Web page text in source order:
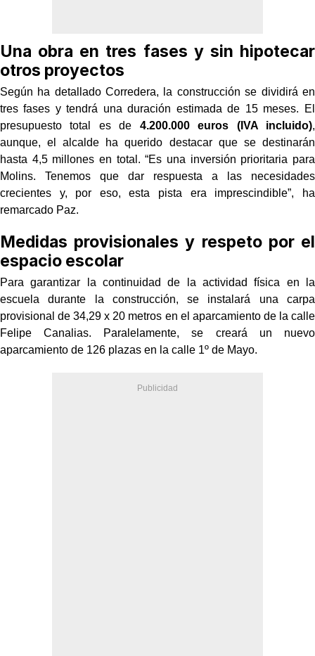
Una obra en tres fases y sin hipotecar
otros proyectos
Según ha detallado Corredera, la construcción se dividirá en
tres fases y tendrá una duración estimada de 15 meses. El
presupuesto total es de 4.200.000 euros (IVA incluido),
aunque, el alcalde ha querido destacar que se destinarán
hasta 4,5 millones en total. “Es una inversión prioritaria para
Molins. Tenemos que dar respuesta a las necesidades
crecientes y, por eso, esta pista era imprescindible”, ha
remarcado Paz.
Medidas provisionales y respeto por el
espacio escolar
Para garantizar la continuidad de la actividad física en la
escuela durante la construcción, se instalará una carpa
provisional de 34,29 x 20 metros en el aparcamiento de la calle
Felipe Canalias. Paralelamente, se creará un nuevo
aparcamiento de 126 plazas en la calle 1º de Mayo.